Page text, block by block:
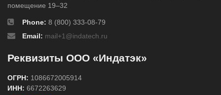
помещение 19–32
Phone: 8 (800) 333-08-79
Email: mail+1@indatech.ru
Реквизиты ООО «Индатэк»
ОГРН: 1086672005914
ИНН: 6672263629